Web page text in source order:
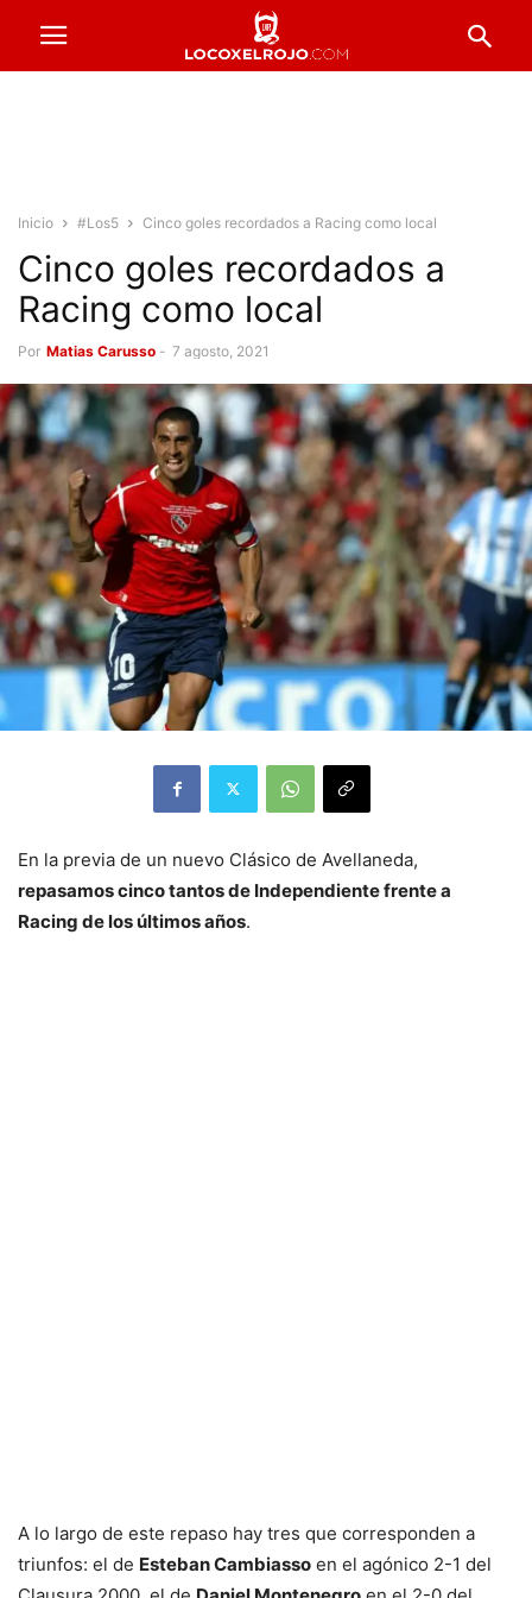
Inicio #Los5 Cinco goles recordados a Racing como local
Cinco goles recordados a
Racing como local
Por Matias Carusso - 7 agosto, 2021
En la previa de un nuevo Clásico de Avellaneda,
repasamos cinco tantos de Independiente frente a
Racing de los últimos años.
A lo largo de este repaso hay tres que corresponden a
triunfos: el de Esteban Cambiasso en el agónico 2-1 del